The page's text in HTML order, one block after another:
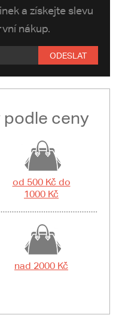
a získejte slevu
nákup.
ODESLAT
podle ceny
od 500 Kč do
1000 Kč
nad 2000 Kč